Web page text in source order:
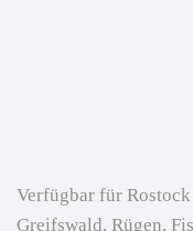
Verfügbar für
Greifswald, Rügen,